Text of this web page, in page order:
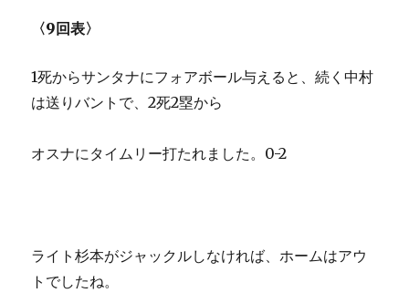
〈9回表〉
1死からサンタナにフォアボール与えると、続く中村
は送りバントで、2死2塁から
オスナにタイムリー打たれました。0-2
ライト杉本がジャックルしなければ、ホームはアウ
トでしたね。